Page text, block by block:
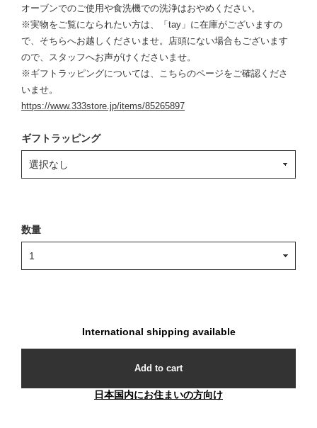
オーブンでのご使用や食洗機での洗浄はおやめください。
※実物をご覧になられたい方は、「tay」に在庫がございますの
で、そちらへお越しくださいませ。店頭にない場合もございます
ので、スタッフへお声がけくださいませ。
※ギフトラッピングについては、こちらのページをご確認くださ
いませ。
https://www.333store.jp/items/85265897
ギフトラッピング
数量
International shipping available
Add to cart
日本国内にお住まいの方向け